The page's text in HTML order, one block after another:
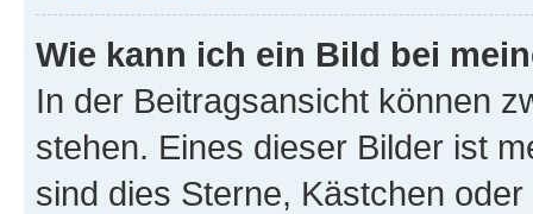
Wie kann ich ein Bild bei
In der Beitragsansicht können
stehen. Eines dieser Bilder ist
sind dies Sterne, Kästchen